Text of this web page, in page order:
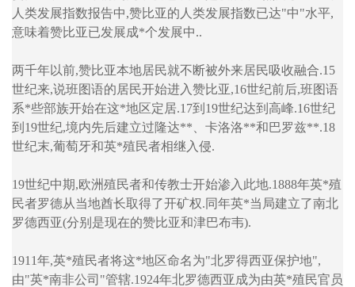
人类发展指数报告中,赞比亚的人类发展指数已达"中"水平,
意味着赞比亚已发展成*个发展中..
两千年以前,赞比亚本地居民就不断被外来居民吸收融合.15
世纪来,说班图语的居民开始进入赞比亚,16世纪前后,班图语
系*些部族开始在这*地区定居.17到19世纪达到高峰.16世纪
到19世纪,境内先后建立过隆达**、卡洛洛**和巴罗兹**.18
世纪末,葡萄牙和英*殖民者相继入侵.
19世纪中期,欧洲殖民者和传教士开始渗入此地.1888年英*殖
民者罗德从当地酋长取得了开矿权.同年英*当局建立了南北
罗德西亚(分别是现在的赞比亚和津巴布韦).
1911年,英*殖民者将这*地区命名为"北罗得西亚保护地",
由"英*南非公司"管辖.1924年北罗德西亚成为由英*殖民官员